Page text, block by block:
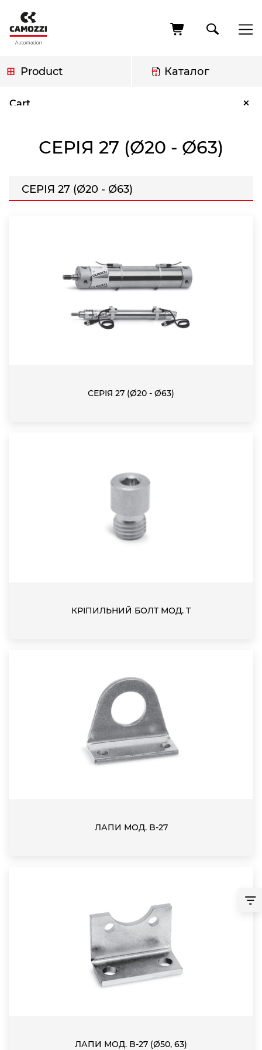
main
content
Product Каталог
Cart ×
СЕРІЯ 27 (Ø20 - Ø63)
СЕРІЯ 27 (Ø20 - Ø63)
СЕРІЯ 27 (Ø20 - Ø63)
КРІПИЛЬНИЙ БОЛТ МОД. T
ЛАПИ МОД. B-27
ЛАПИ МОД. B-27 (Ø50, 63)